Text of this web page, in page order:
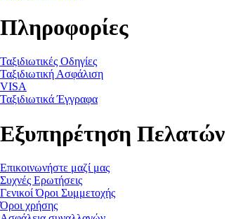
Πληροφορίες
Ταξιδιωτικές Οδηγίες
Ταξιδιωτική Ασφάλιση
VISA
Ταξιδιωτικά Έγγραφα
Εξυπηρέτηση Πελατών
Επικοινωνήστε μαζί μας
Συχνές Ερωτήσεις
Γενικοί Όροι Συμμετοχής
Όροι χρήσης